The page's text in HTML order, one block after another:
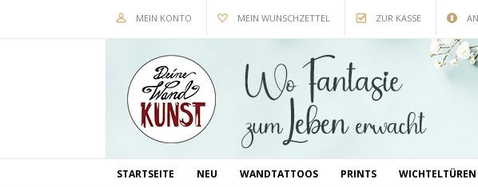
MEIN KONTO MEIN WUNSCHZETTEL ZUR KASSE
STARTSEITE NEU WANDTATTOOS PRINTS WICHTELTÜREN